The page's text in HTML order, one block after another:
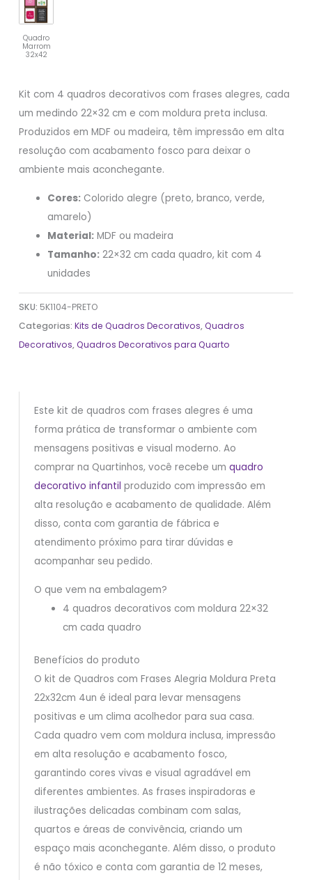
Quadro
Marrom
32x42
Kit com 4 quadros decorativos com frases alegres, cada
um medindo 22×32 cm e com moldura preta inclusa.
Produzidos em MDF ou madeira, têm impressão em alta
resolução com acabamento fosco para deixar o
ambiente mais aconchegante.
Cores: Colorido alegre (preto, branco, verde,
amarelo)
Material: MDF ou madeira
Tamanho: 22×32 cm cada quadro, kit com 4
unidades
SKU: 5K1104-PRETO
Categorias:Kits de Quadros Decorativos,Quadros
Decorativos,Quadros Decorativos para Quarto
Este kit de quadros com frases alegres é uma
forma prática de transformar o ambiente com
mensagens positivas e visual moderno. Ao
comprar na Quartinhos, você recebe um quadro
decorativo infantil produzido com impressão em
alta resolução e acabamento de qualidade. Além
disso, conta com garantia de fábrica e
atendimento próximo para tirar dúvidas e
acompanhar seu pedido.
O que vem na embalagem?
4 quadros decorativos com moldura 22×32
cm cada quadro
Benefícios do produto
O kit de Quadros com Frases Alegria Moldura Preta
22x32cm 4un é ideal para levar mensagens
positivas e um clima acolhedor para sua casa.
Cada quadro vem com moldura inclusa, impressão
em alta resolução e acabamento fosco,
garantindo cores vivas e visual agradável em
diferentes ambientes. As frases inspiradoras e
ilustrações delicadas combinam com salas,
quartos e áreas de convivência, criando um
espaço mais aconchegante. Além disso, o produto
é não tóxico e conta com garantia de 12 meses,